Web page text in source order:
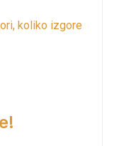
koliko izgore